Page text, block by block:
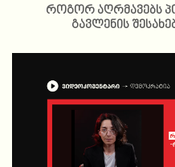
როგორ აღრმავებს
გავლენის